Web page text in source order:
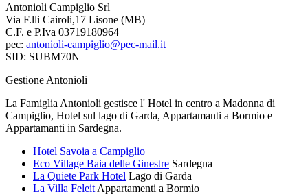
Antonioli Campiglio Srl
Via F.lli Cairoli,17 Lisone (MB)
C.F. e P.Iva 03719180964
pec: antonioli-campiglio@pec-mail.it
SID: SUBM70N
Gestione Antonioli
La Famiglia Antonioli gestisce l' Hotel in centro a Madonna di
Campiglio, Hotel sul lago di Garda, Appartamanti a Bormio e
Appartamanti in Sardegna.
Hotel Savoia a Campiglio
Eco Village Baia delle Ginestre Sardegna
La Quiete Park Hotel Lago di Garda
La Villa Feleit Appartamenti a Bormio